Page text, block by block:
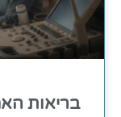
בריאות